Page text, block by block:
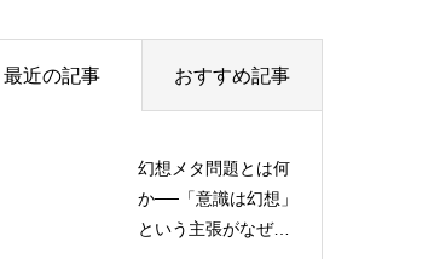
最近の記事 おすすめ記事
幻想メタ問題とは何
か──「意識は幻想」
という主張がなぜ受
散逸構造・シナジェ
ティクス・オートポ
イエーシスを比較